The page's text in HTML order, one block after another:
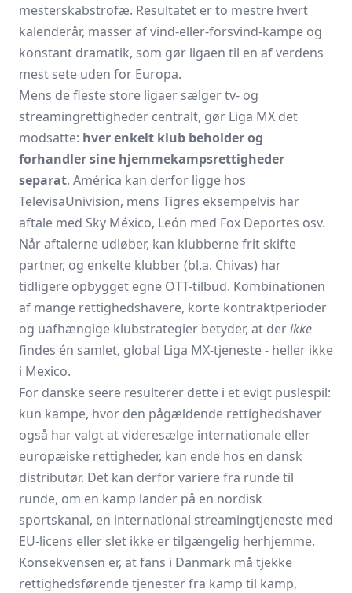
mesterskabstrofæ. Resultatet er to mestre hvert
kalenderår, masser af vind-eller-forsvind-kampe og
konstant dramatik, som gør ligaen til en af verdens
mest sete uden for Europa.
Mens de fleste store ligaer sælger tv- og
streamingrettigheder centralt, gør Liga MX det
modsatte: hver enkelt klub beholder og
forhandler sine hjemmekampsrettigheder
separat. América kan derfor ligge hos
TelevisaUnivision, mens Tigres eksempelvis har
aftale med Sky México, León med Fox Deportes osv.
Når aftalerne udløber, kan klubberne frit skifte
partner, og enkelte klubber (bl.a. Chivas) har
tidligere opbygget egne OTT-tilbud. Kombinationen
af mange rettighedshavere, korte kontraktperioder
og uafhængige klubstrategier betyder, at derikke
findes én samlet, global Liga MX-tjeneste - heller ikke
i Mexico.
For danske seere resulterer dette i et evigt puslespil:
kun kampe, hvor den pågældende rettighedshaver
også har valgt at videresælge internationale eller
europæiske rettigheder, kan ende hos en dansk
distributør. Det kan derfor variere fra runde til
runde, om en kamp lander på en nordisk
sportskanal, en international streamingtjeneste med
EU-licens eller slet ikke er tilgængelig herhjemme.
Konsekvensen er, at fans i Danmark må tjekke
rettighedsførende tjenester fra kamp til kamp,